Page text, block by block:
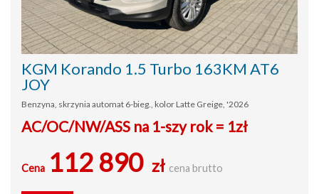
KGM Korando 1.5 Turbo 163KM AT6
JOY
Benzyna, skrzynia automat 6-bieg., kolor Latte Greige, '2026
AC/OC/NW/ASS na 1-szy rok = 1zł
Cena 112 890 zł cena brutto